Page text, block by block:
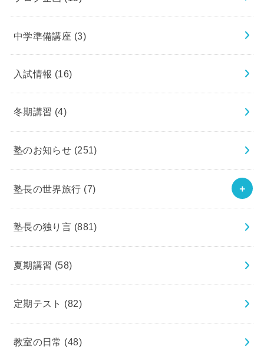
中学準備講座 (3)
入試情報 (16)
冬期講習 (4)
塾のお知らせ (251)
塾長の世界旅行 (7)
塾長の独り言 (881)
夏期講習 (58)
定期テスト (82)
教室の日常 (48)